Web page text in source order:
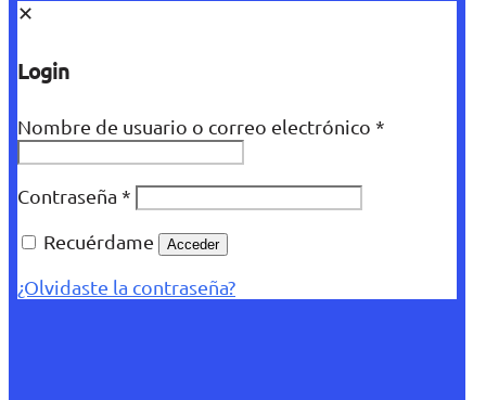
✕
Login
Nombre de usuario o correo electrónico *
Contraseña *
Recuérdame
Acceder
¿Olvidaste la contraseña?